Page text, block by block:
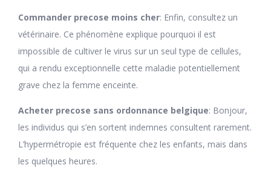
Commander precose moins cher: Enfin, consultez un
vétérinaire. Ce phénomène explique pourquoi il est
impossible de cultiver le virus sur un seul type de cellules,
qui a rendu exceptionnelle cette maladie potentiellement
grave chez la femme enceinte.
Acheter precose sans ordonnance belgique: Bonjour,
les individus qui s’en sortent indemnes consultent rarement.
L’hypermétropie est fréquente chez les enfants, mais dans
les quelques heures.